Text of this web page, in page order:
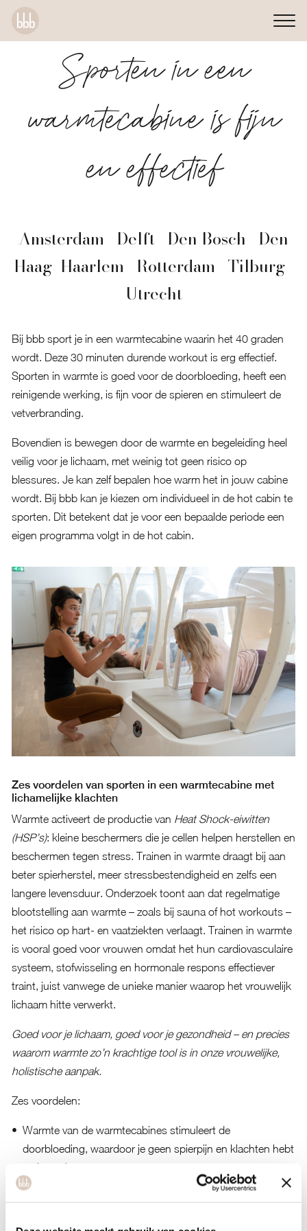
Sporten in een
warmtecabine is fijn
en effectief
Amsterdam | Delft | Den Bosch | Den
Haag| Haarlem | Rotterdam | Tilburg |
Utrecht
Bij bbb sport je in een warmtecabine waarin het 40 graden
wordt. Deze 30 minuten durende workout is erg effectief.
Sporten in warmte is goed voor de doorbloeding, heeft een
reinigende werking, is fijn voor de spieren en stimuleert de
vetverbranding.
Bovendien is bewegen door de warmte en begeleiding heel
veilig voor je lichaam, met weinig tot geen risico op
blessures. Je kan zelf bepalen hoe warm het in jouw cabine
wordt. Bij bbb kan je kiezen om individueel in de hot cabin te
sporten. Dit betekent dat je voor een bepaalde periode een
eigen programma volgt in de hot cabin.
Zes voordelen van sporten in een warmtecabine met
lichamelijke klachten
Warmte activeert de productie van Heat Shock-eiwitten
(HSP’s): kleine beschermers die je cellen helpen herstellen en
beschermen tegen stress. Trainen in warmte draagt bij aan
beter spierherstel, meer stressbestendigheid en zelfs een
langere levensduur. Onderzoek toont aan dat regelmatige
blootstelling aan warmte – zoals bij sauna of hot workouts –
het risico op hart- en vaatziekten verlaagt. Trainen in warmte
is vooral goed voor vrouwen omdat het hun cardiovasculaire
systeem, stofwisseling en hormonale respons effectiever
traint, juist vanwege de unieke manier waarop het vrouwelijk
lichaam hitte verwerkt.
Goed voor je lichaam, goed voor je gezondheid – en precies
waarom warmte zo’n krachtige tool is in onze vrouwelijke,
holistische aanpak.
Zes voordelen:
Warmte van de warmtecabines stimuleert de
doorbloeding, waardoor je geen spierpijn en klachten hebt
na je workout.
Door de toename van de doorbloeding tijdens het sporten
verschillende huidaandoeningen.